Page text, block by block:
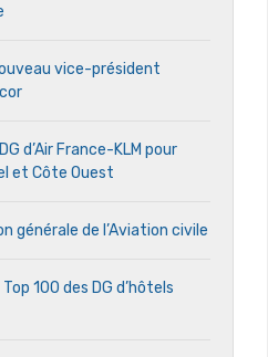
vice-président
d’Air France-KLM pour
et Côte Ouest
générale de l’Aviation civile
100 des DG d’hôtels